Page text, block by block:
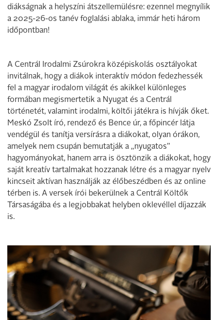
diákságnak a helyszíni átszellemülésre: ezennel megnyílik
a 2025-26-os tanév foglalási ablaka, immár heti három
időpontban!
A Centrál Irodalmi Zsúrokra középiskolás osztályokat
invitálnak, hogy a diákok interaktív módon fedezhessék
fel a magyar irodalom világát és akikkel különleges
formában megismertetik a Nyugat és a Centrál
történetét, valamint irodalmi, költői játékra is hívják őket.
Meskó Zsolt író, rendező és Bence úr, a főpincér látja
vendégül és tanítja versírásra a diákokat, olyan órákon,
amelyek nem csupán bemutatják a „nyugatos”
hagyományokat, hanem arra is ösztönzik a diákokat, hogy
saját kreatív tartalmakat hozzanak létre és a magyar nyelv
kincseit aktívan használják az élőbeszédben és az online
térben is. A versek írói bekerülnek a Centrál Költők
Társaságába és a legjobbakat helyben oklevéllel díjazzák
is.